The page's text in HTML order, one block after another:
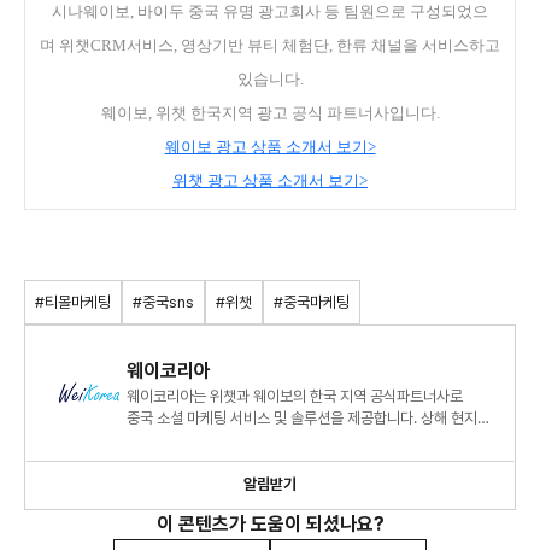
시나웨이보, 바이두 중국 유명 광고회사 등 팀원으로 구성되었으
며 위챗CRM서비스, 영상기반 뷰티 체험단, 한류 채널을 서비스하고
있습니다.
웨이보, 위챗 한국지역 광고 공식 파트너사입니다.
웨이보 광고 상품 소개서 보기>
위챗 광고 상품 소개서 보기>
#티몰마케팅 #중국sns #위챗 #중국마케팅
웨이코리아
웨이코리아는 위챗과 웨이보의 한국 지역 공식파트너사로
중국 소셜 마케팅 서비스 및 솔루션을 제공합니다. 상해 현지
고객들에게 중국을 이해할 수 있는 소통창구 역할을 하고
알림받기
이 콘텐츠가 도움이 되셨나요?